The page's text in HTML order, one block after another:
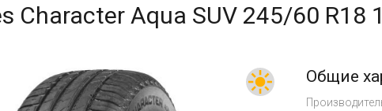
Character Aqua SUV 245/60 R18
Общие